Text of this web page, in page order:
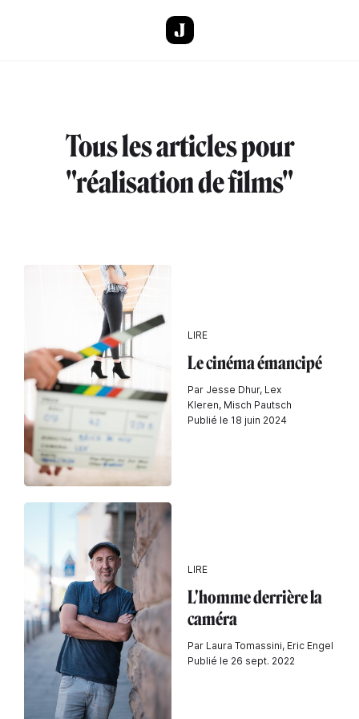
Tous les articles pour
"réalisation de films"
LIRE
Le cinéma émancipé
Par Jesse Dhur, Lex
Kleren, Misch Pautsch
Publié le 18 juin 2024
LIRE
L'homme derrière la
caméra
Par Laura Tomassini, Eric Engel
Publié le 26 sept. 2022